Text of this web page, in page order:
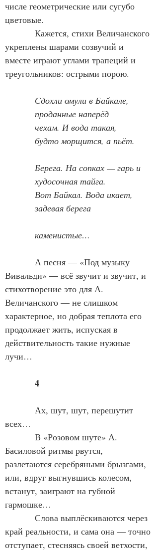
числе геометрические или сугубо
цветовые.
укреплены шарами созвучий и
вместе играют углами трапеций и
треугольников: острыми порою.
Сдохли омули в Байкале,
            проданные наперёд
            чехам. И вода такая,
            будто морщится, а пьёт.
            Берега. На сопках — гарь и
            худосочная тайга.
            Вот Байкал. Вода икает,
            задевая берега
            каменистые…
Вивальди» — всё звучит и звучит, и
стихотворение это для А.
Величанского — не слишком
характерное, но добрая теплота его
продолжает жить, испуская в
действительность такие нужные
лучи…
4
всех…
Басиловой ритмы рвутся,
разлетаются серебряными брызгами,
или, вдруг выгнувшись колесом,
встанут, заиграют на губной
гармошке…
край реальности, и сама она — точно
отступает, стесняясь своей ветхости,